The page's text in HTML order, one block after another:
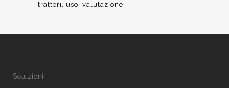
trattori
uso valutazione
Soluzioni